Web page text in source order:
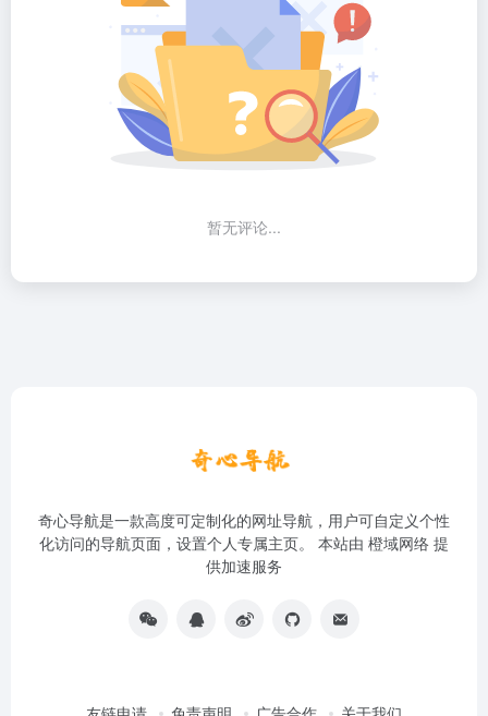
暂无评论...
奇心导航是一款高度可定制化的网址导航，用户可自定义个性
化访问的导航页面，设置个人专属主页。 本站由 橙域网络 提
供加速服务